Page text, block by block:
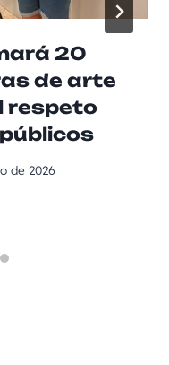
20
de arte
respeto
de 2026